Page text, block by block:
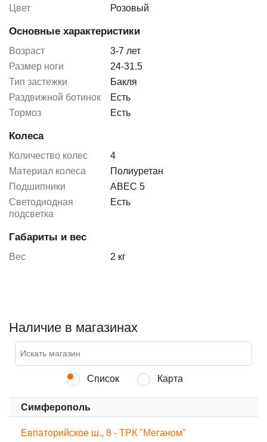
Цвет
Розовый
Основные характеристики
Возраст
3-7 лет
Размер ноги
24-31.5
Тип застежки
Бакля
Раздвижной ботинок
Есть
Тормоз
Есть
Колеса
Количество колес
4
Материал колеса
Полиуретан
Подшипники
ABEC 5
Светодиодная
подсветка
Есть
Габариты и вес
Вес 2 кг
Наличие в магазинах
Список Карта
Симферополь
Евпаторийское ш., 8 - ТРК "Меганом"